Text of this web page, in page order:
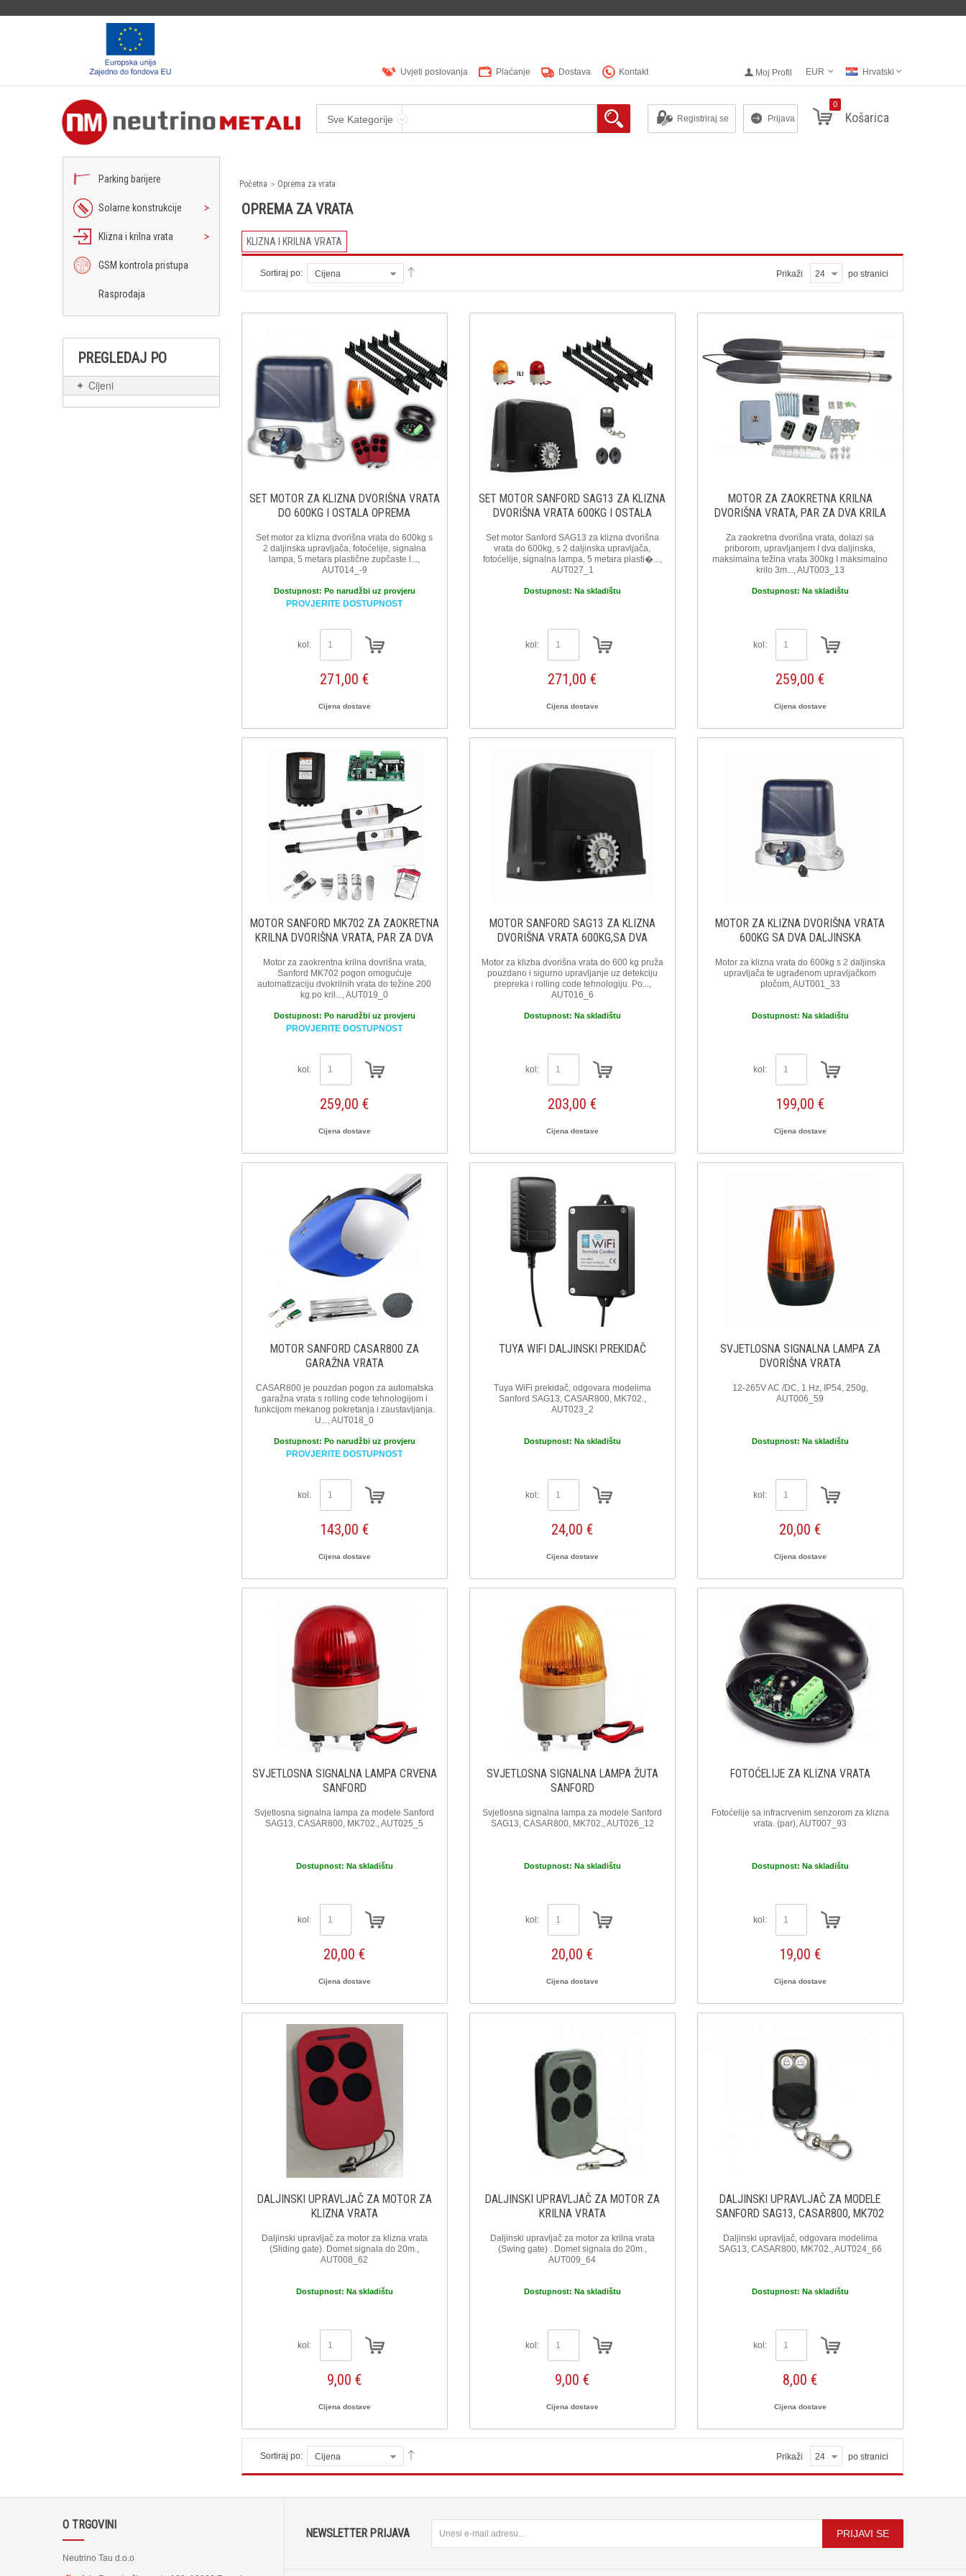
Uvjeti poslovanja Plaćanje Dostava Kontakt Moj Profil EUR Hrvatski
0
Košarica
Sve Kategorije Registriraj se Prijava
Početna Oprema za vrata
Parking barijere
Solarne konstrukcije
Klizna i krilna vrata
GSM kontrola pristupa
Rasprodaja
PREGLEDAJ PO
Cijeni
OPREMA ZA VRATA
KLIZNA I KRILNA VRATA
Sortiraj po: Cijena Prikaži 24 po stranici
SET MOTOR ZA KLIZNA DVORIŠNA VRATA
DO 600KG I OSTALA OPREMA
Set motor za klizna dvorišna vrata do 600kg s
2 daljinska upravljača, fotoćelije, signalna
lampa, 5 metara plastične zupčaste l...,
AUT014_-9
Dostupnost: Po narudžbi uz provjeru
PROVJERITE DOSTUPNOST
kol:
271,00 €
Cijena dostave
SET MOTOR SANFORD SAG13 ZA KLIZNA
DVORIŠNA VRATA 600KG I OSTALA
Set motor Sanford SAG13 za klizna dvorišna
vrata do 600kg, s 2 daljinska upravljača,
fotoćelije, signalna lampa, 5 metara plasti�...,
AUT027_1
Dostupnost: Na skladištu
kol:
271,00 €
Cijena dostave
MOTOR ZA ZAOKRETNA KRILNA
DVORIŠNA VRATA, PAR ZA DVA KRILA
Za zaokretna dvorišna vrata, dolazi sa
priborom, upravljanjem I dva daljinska,
maksimalna težina vrata 300kg I maksimalno
krilo 3m..., AUT003_13
Dostupnost: Na skladištu
kol:
259,00 €
Cijena dostave
MOTOR SANFORD MK702 ZA ZAOKRETNA
KRILNA DVORIŠNA VRATA, PAR ZA DVA
Motor za zaokrentna krilna dovrišna vrata,
Sanford MK702 pogon omogućuje
automatizaciju dvokrilnih vrata do težine 200
kg po kril..., AUT019_0
Dostupnost: Po narudžbi uz provjeru
PROVJERITE DOSTUPNOST
kol:
259,00 €
Cijena dostave
MOTOR SANFORD SAG13 ZA KLIZNA
DVORIŠNA VRATA 600KG,SA DVA
Motor za klizba dvorišna vrata do 600 kg pruža
pouzdano i sigurno upravljanje uz detekciju
prepreka i rolling code tehnologiju. Po...,
AUT016_6
Dostupnost: Na skladištu
kol:
203,00 €
Cijena dostave
MOTOR ZA KLIZNA DVORIŠNA VRATA
600KG SA DVA DALJINSKA
Motor za klizna vrata do 600kg s 2 daljinska
upravljača te ugrađenom upravljačkom
pločom, AUT001_33
Dostupnost: Na skladištu
kol:
199,00 €
Cijena dostave
MOTOR SANFORD CASAR800 ZA
GARAŽNA VRATA
CASAR800 je pouzdan pogon za automatska
garažna vrata s rolling code tehnologijom i
funkcijom mekanog pokretanja i zaustavljanja.
U..., AUT018_0
Dostupnost: Po narudžbi uz provjeru
PROVJERITE DOSTUPNOST
kol:
143,00 €
Cijena dostave
TUYA WIFI DALJINSKI PREKIDAČ
Tuya WiFi prekidač, odgovara modelima
Sanford SAG13, CASAR800, MK702.,
AUT023_2
Dostupnost: Na skladištu
kol:
24,00 €
Cijena dostave
SVJETLOSNA SIGNALNA LAMPA ZA
DVORIŠNA VRATA
12-265V AC /DC, 1 Hz, IP54, 250g,
AUT006_59
Dostupnost: Na skladištu
kol:
20,00 €
Cijena dostave
SVJETLOSNA SIGNALNA LAMPA CRVENA
SANFORD
Svjetlosna signalna lampa za modele Sanford
SAG13, CASAR800, MK702., AUT025_5
Dostupnost: Na skladištu
kol:
20,00 €
Cijena dostave
SVJETLOSNA SIGNALNA LAMPA ŽUTA
SANFORD
Svjetlosna signalna lampa za modele Sanford
SAG13, CASAR800, MK702., AUT026_12
Dostupnost: Na skladištu
kol:
20,00 €
Cijena dostave
FOTOĆELIJE ZA KLIZNA VRATA
Fotoćelije sa infracrvenim senzorom za klizna
vrata. (par), AUT007_93
Dostupnost: Na skladištu
kol:
19,00 €
Cijena dostave
DALJINSKI UPRAVLJAČ ZA MOTOR ZA
KLIZNA VRATA
Daljinski upravljač za motor za klizna vrata
(Sliding gate). Domet signala do 20m.,
AUT008_62
Dostupnost: Na skladištu
kol:
9,00 €
Cijena dostave
DALJINSKI UPRAVLJAČ ZA MOTOR ZA
KRILNA VRATA
Daljinski upravljač za motor za krilna vrata
(Swing gate) . Domet signala do 20m.,
AUT009_64
Dostupnost: Na skladištu
kol:
9,00 €
Cijena dostave
DALJINSKI UPRAVLJAČ ZA MODELE
SANFORD SAG13, CASAR800, MK702
Daljinski upravljač, odgovara modelima
SAG13, CASAR800, MK702., AUT024_66
Dostupnost: Na skladištu
kol:
8,00 €
Cijena dostave
Sortiraj po: Cijena Prikaži 24 po stranici
O TRGOVINI
Neutrino Tau d.o.o
NEWSLETTER PRIJAVA PRIJAVI SE